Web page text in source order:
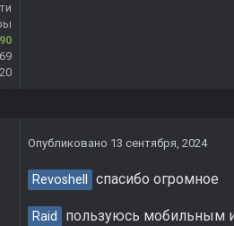
Опубликовано 13 сентября, 2024
Revoshell спасибо огромное
Raid
пользуюсь мобильным